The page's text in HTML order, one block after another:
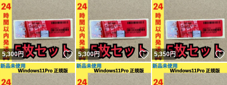
5,300円 いいね！
5,300円 いいね！
5,350円